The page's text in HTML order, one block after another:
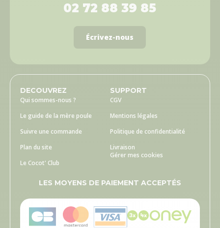
02 72 88 39 85
Écrivez-nous
DECOUVREZ
Qui sommes-nous ?
Le guide de la mère poule
Suivre une commande
Plan du site
Le Cocot' Club
SUPPORT
CGV
Mentions légales
Politique de confidentialité
Livraison
Gérer mes cookies
LES MOYENS DE PAIEMENT ACCEPTÉS